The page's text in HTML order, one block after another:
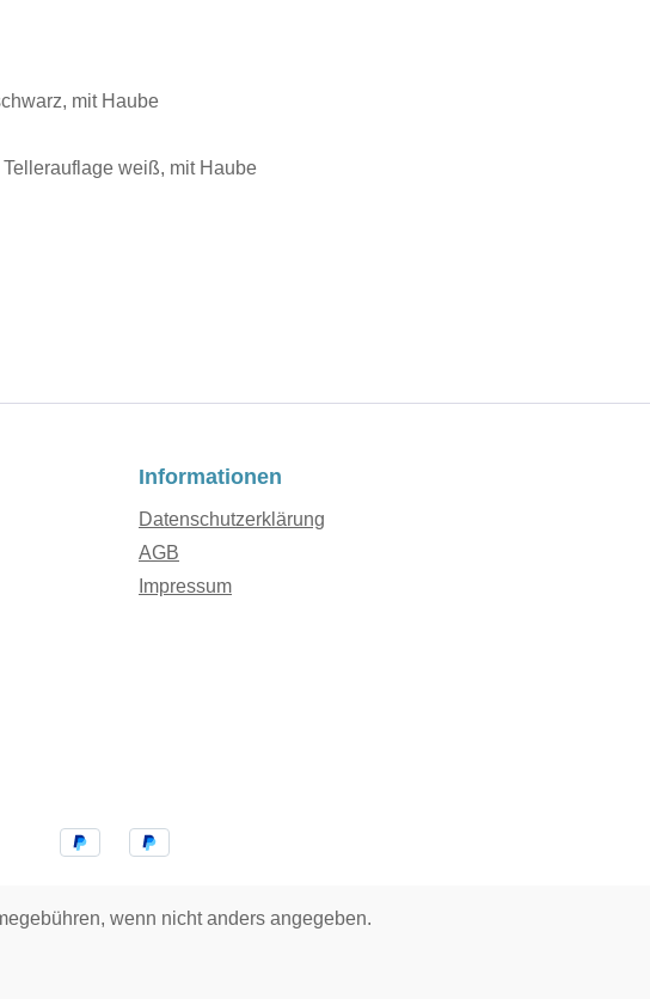
mit Haube
weiß, mit Haube
Informationen
Datenschutzerklärung
AGB
Impressum
wenn nicht anders angegeben.